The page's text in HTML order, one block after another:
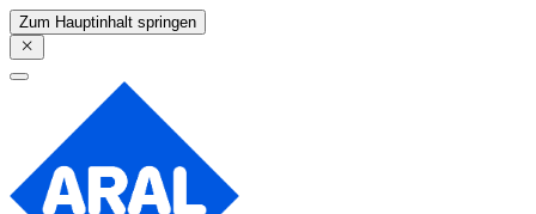
Zum Hauptinhalt springen